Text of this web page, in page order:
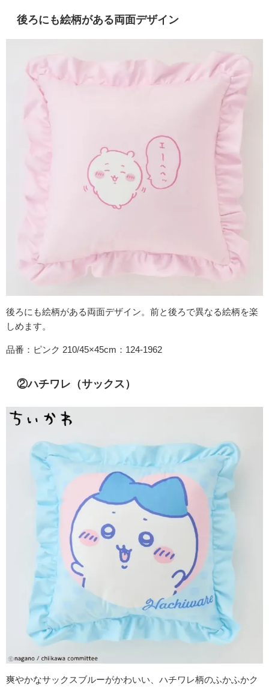
後ろにも絵柄がある両面デザイン
後ろにも絵柄がある両面デザイン。前と後ろで異なる絵柄を楽
しめます。
品番：ピンク 210/45×45cm：124-1962
②ハチワレ（サックス）
爽やかなサックスブルーがかわいい、ハチワレ柄のふかふかク